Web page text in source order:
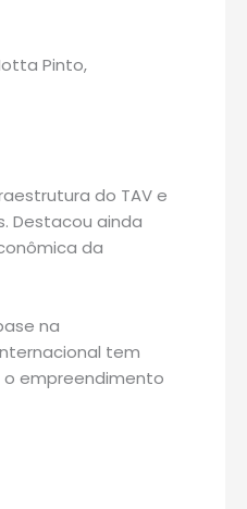
Pinto,
do TAV e
Destacou ainda
da
na
tem
o empreendimento